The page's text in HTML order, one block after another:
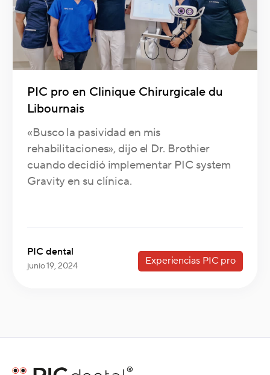
PIC pro en Clinique Chirurgicale du
Libournais
«Busco la pasividad en mis
rehabilitaciones», dijo el Dr. Brothier
cuando decidió implementar PIC system
Gravity en su clínica.
PIC dental
junio 19, 2024 Experiencias PIC pro